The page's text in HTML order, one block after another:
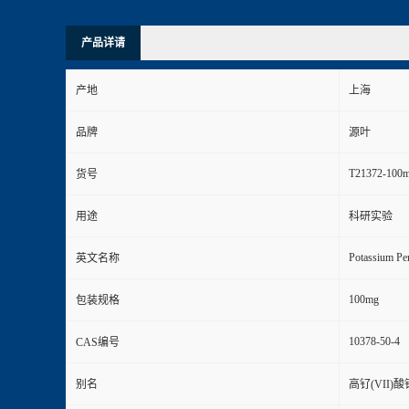
产品详请
产地 上海
品牌 源叶
货号 T21372-
用途 科研实验
英文名称 Potassium
包装规格 100mg
CAS编号 10378-50-4
别名 高钌(VII)酸